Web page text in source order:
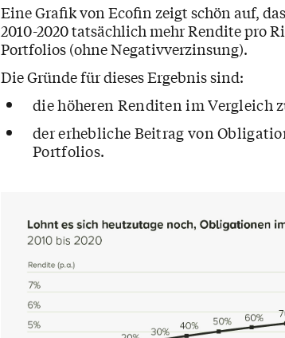
Eine Grafik von Ecofin zeigt schön auf,
2010-2020 tatsächlich mehr Rendite pro
Portfolios (ohne Negativverzinsung).
Die Gründe für dieses Ergebnis sind:
die höheren Renditen im Vergleich
der erhebliche Beitrag von
Portfolios.